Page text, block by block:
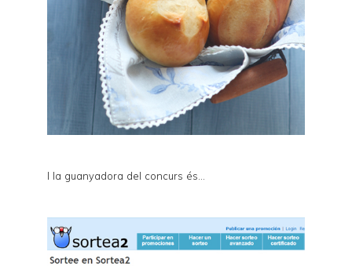
I la guanyadora del concurs és...